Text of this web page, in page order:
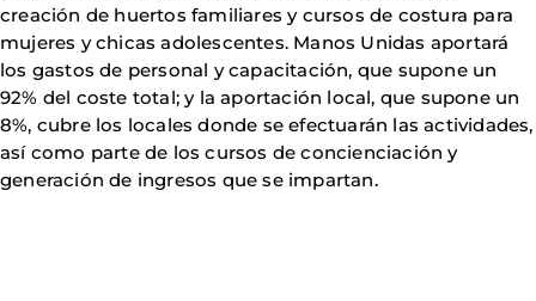
creación de huertos familiares y cursos de costura para
mujeres y chicas adolescentes. Manos Unidas aportará
los gastos de personal y capacitación, que supone un
92% del coste total; y la aportación local, que supone un
8%, cubre los locales donde se efectuarán las actividades,
así como parte de los cursos de concienciación y
generación de ingresos que se impartan.